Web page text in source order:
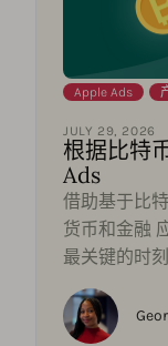
Apple Ads
JULY 29, 2026
根据比特
Ads
借助基于比
货币和金融
最关键的时